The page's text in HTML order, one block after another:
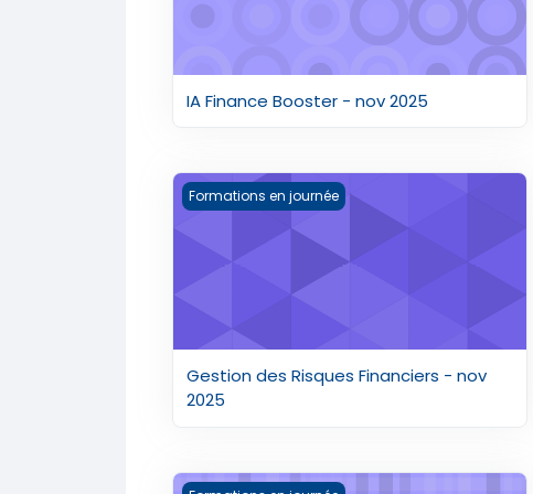
IA Finance Booster - nov 2025
Gestion des Risques Financiers - nov 2025
Formations en journée
Gestion des Risques Financiers - nov
2025